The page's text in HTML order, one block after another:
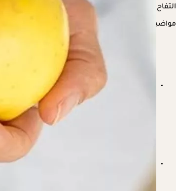
التفاح من الفواكه التي تمد الأطفالبما يحتاجه من
مواضيع ذات صلة
أسباب وأعراض نقص الحديد عند الاطفال.. كيف